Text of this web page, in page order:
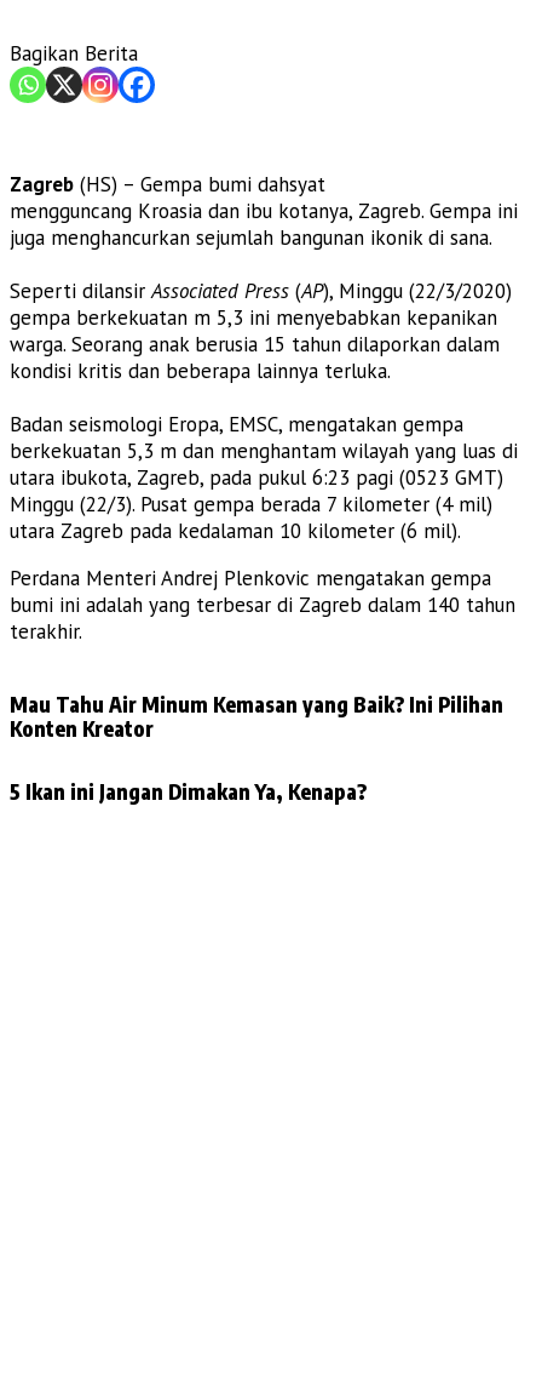
Bagikan Berita
Zagreb (HS) – Gempa bumi dahsyat
mengguncang Kroasia dan ibu kotanya, Zagreb. Gempa ini
juga menghancurkan sejumlah bangunan ikonik di sana.
Seperti dilansirAssociated Press (AP), Minggu (22/3/2020)
gempa berkekuatan m 5,3 ini menyebabkan kepanikan
warga. Seorang anak berusia 15 tahun dilaporkan dalam
kondisi kritis dan beberapa lainnya terluka.
Badan seismologi Eropa, EMSC, mengatakan gempa
berkekuatan 5,3 m dan menghantam wilayah yang luas di
utara ibukota, Zagreb, pada pukul 6:23 pagi (0523 GMT)
Minggu (22/3). Pusat gempa berada 7 kilometer (4 mil)
utara Zagreb pada kedalaman 10 kilometer (6 mil).
Perdana Menteri Andrej Plenkovic mengatakan gempa
bumi ini adalah yang terbesar di Zagreb dalam 140 tahun
terakhir.
Mau Tahu Air Minum Kemasan yang Baik? Ini Pilihan
Konten Kreator
5 Ikan ini Jangan Dimakan Ya, Kenapa?